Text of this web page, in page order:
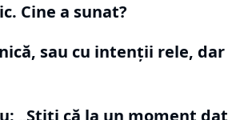
Cine a sunat?
sau cu intenţii rele, dar